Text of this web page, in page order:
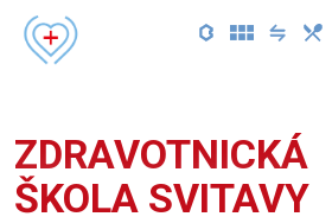
ZDRAVOTNICKÁ
ŠKOLA SVITAVY